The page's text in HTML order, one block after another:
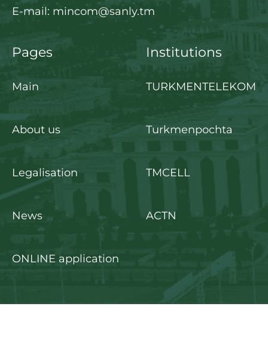
E-mail: mincom@sanly.tm
Pages
Main
About us
Legalisation
News
ONLINE application
Institutions
TURKMENTELEKOM
Turkmenpochta
TMCELL
ACTN